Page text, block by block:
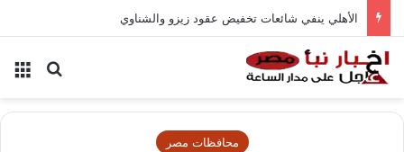
الأهلي ينفي شائعات تخفيض عقود زيزو والشناوي
بحث
محافظات مصر